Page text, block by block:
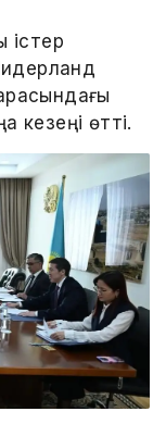
істер
кезеңі өтті.